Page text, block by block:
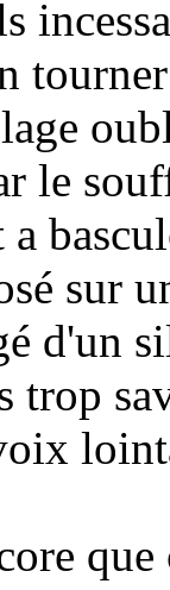
le
sur
d'un
trop